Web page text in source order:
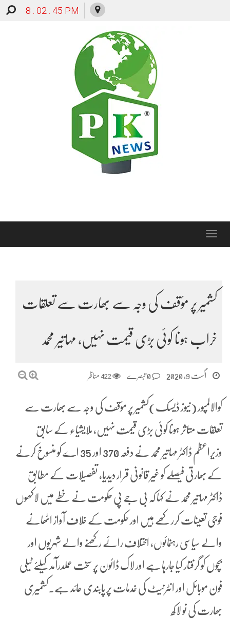
8 : 02 : 45 PM
Toggle
کشمیر پر مؤقف کی وجہ سے بھارت سے تعلقات
خراب ہونا کوئی بڑی قیمت نہیں، مہاتیر محمد
اگست 9, 2020 422 مناظر
کوالالمپور (نیوز ڈیسک)کشمیر پر مؤقف کی وجہ سے بھارت سے
تعلقات متاثر ہونا کوئی بڑی قیمت نہیں، ملایشیاء کے سابق
وزیراعظم ڈاکٹر مہاتیر محمد نے دفعہ 370 اور 35 اے کو منسوخ کرنے
کے بھارتی فیصلے کو غیر قانونی قرار دیدیا، تفصیلات کے مطابق
ڈاکٹر مہاتیر محمد نے کہا کہ بی جے پی حکومت نے خطے میں لاکھوں
فوجی تعینات کررکھے ہیں اور حکومت کے خلاف آواز اٹھانے
والے سیاسی رہنمائوں، اختلاف رائے رکھنے والے شہریوں اور
بچوں کو گرفتار کیا جارہا ہے اور لاک ڈائون پر سخت عملدرآمد کیلئے ٹیلی
فون موبائل اور انٹرنیٹ کی خدمات پر پابندی عائد ہے۔کشمیری
بھارت کی نو لاکھ